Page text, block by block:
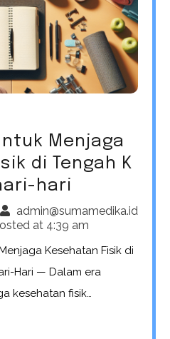
Menjaga
di Tengah K
hari
admin@sumamedika.id
at 4:39 am
Kesehatan Fisik di
Hari — Dalam era
kesehatan fisik…